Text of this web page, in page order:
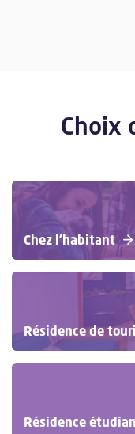
Choix
Chez l'habitant
Résidence de
Résidence